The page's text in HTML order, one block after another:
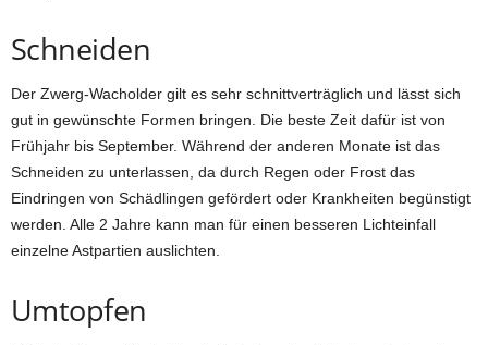
Schneiden
Der Zwerg-Wacholder gilt es sehr schnittverträglich und lässt sich
gut in gewünschte Formen bringen. Die beste Zeit dafür ist von
Frühjahr bis September. Während der anderen Monate ist das
Schneiden zu unterlassen, da durch Regen oder Frost das
Eindringen von Schädlingen gefördert oder Krankheiten begünstigt
werden. Alle 2 Jahre kann man für einen besseren Lichteinfall
einzelne Astpartien auslichten.
Umtopfen